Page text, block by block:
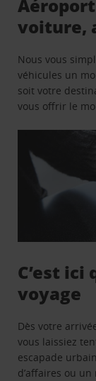
voiture,
Nous vous
véhicules un
soit votre
vous offrir le
C’est
voyage
Dès votre
vous laissiez
escapade
d’affaires ou